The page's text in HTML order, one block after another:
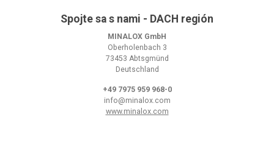
Spojte sa s nami - DACH región
MINALOX GmbH
Oberholenbach 3
73453 Abtsgmünd
Deutschland
+49 7975 959 968-0
info@minalox.com
www.minalox.com